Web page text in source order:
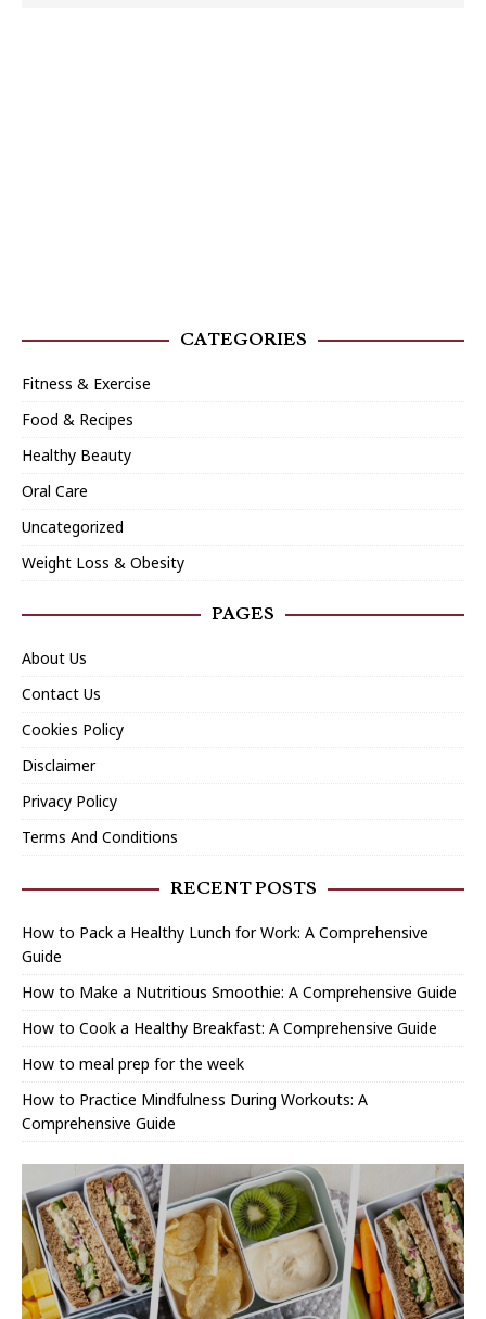
CATEGORIES
Fitness & Exercise
Food & Recipes
Healthy Beauty
Oral Care
Uncategorized
Weight Loss & Obesity
PAGES
About Us
Contact Us
Cookies Policy
Disclaimer
Privacy Policy
Terms And Conditions
RECENT POSTS
How to Pack a Healthy Lunch for Work: A Comprehensive
Guide
How to Make a Nutritious Smoothie: A Comprehensive Guide
How to Cook a Healthy Breakfast: A Comprehensive Guide
How to meal prep for the week
How to Practice Mindfulness During Workouts: A
Comprehensive Guide